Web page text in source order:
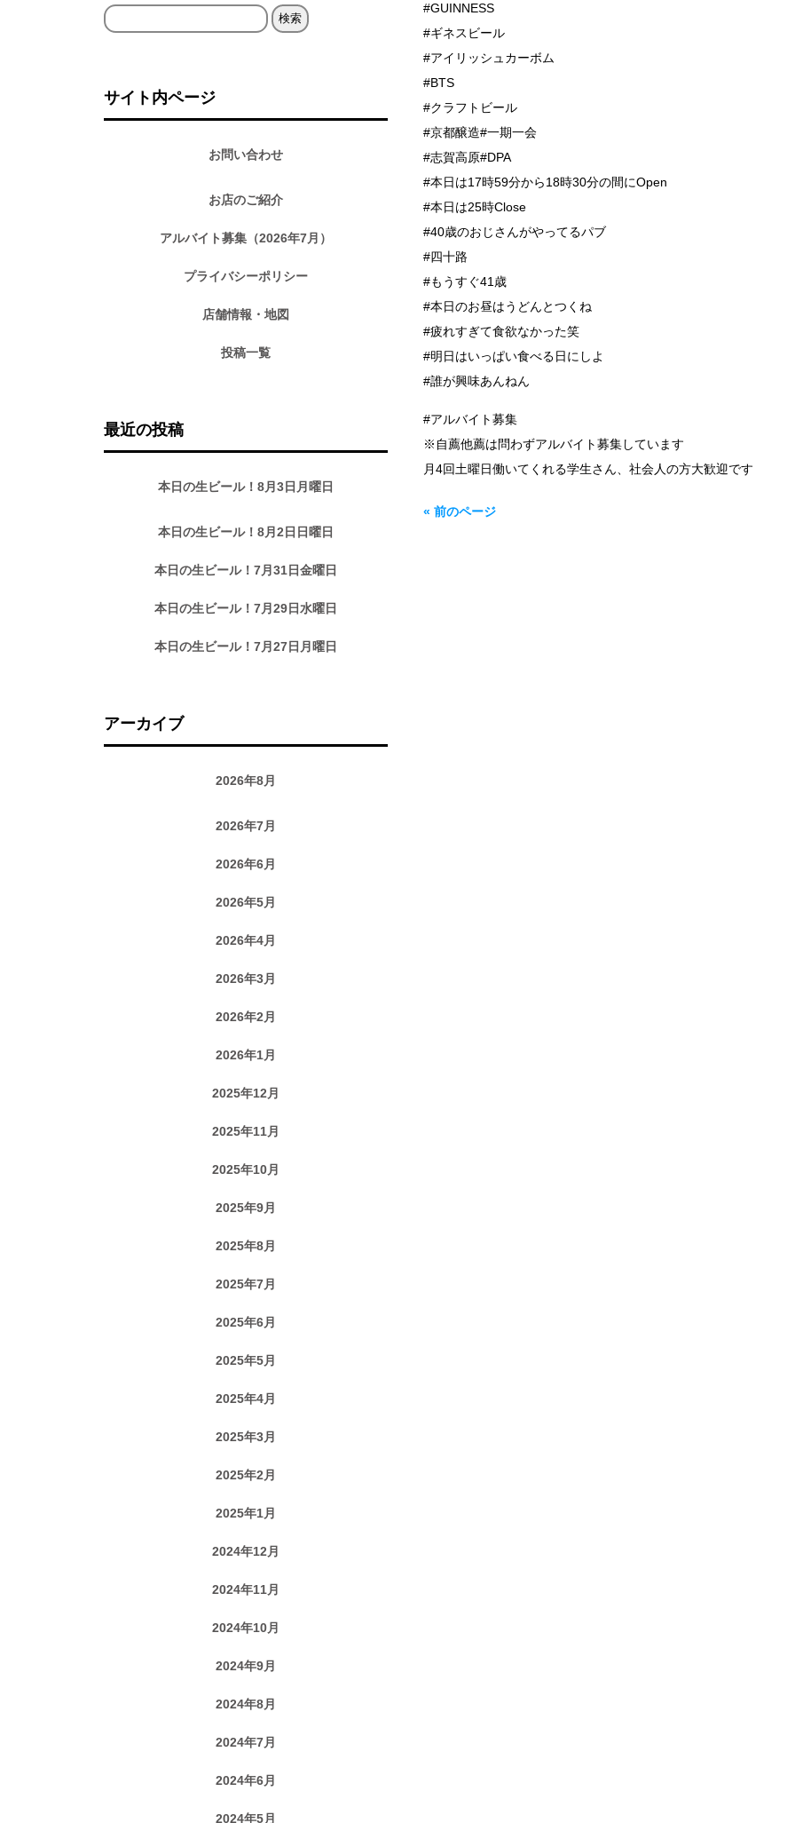
#GUINNESS
#ギネスビール
#アイリッシュカーボム
#BTS
#クラフトビール
#京都醸造#一期一会
#志賀高原#DPA
#本日は17時59分から18時30分の間にOpen
#本日は25時Close
#40歳のおじさんがやってるパブ
#四十路
#もうすぐ41歳
#本日のお昼はうどんとつくね
#疲れすぎて食欲なかった笑
#明日はいっぱい食べる日にしよ
#誰が興味あんねん
#アルバイト募集
※自薦他薦は問わずアルバイト募集しています
月4回土曜日働いてくれる学生さん、社会人の方大歓迎です
« 前のページ
検
サイト内ページ
お問い合わせ
お店のご紹介
アルバイト募集（2026年7月）
プライバシーポリシー
店舗情報・地図
投稿一覧
最近の投稿
本日の生ビール！8月3日月曜日
本日の生ビール！8月2日日曜日
本日の生ビール！7月31日金曜日
本日の生ビール！7月29日水曜日
本日の生ビール！7月27日月曜日
アーカイブ
2026年8月
2026年7月
2026年6月
2026年5月
2026年4月
2026年3月
2026年2月
2026年1月
2025年12月
2025年11月
2025年10月
2025年9月
2025年8月
2025年7月
2025年6月
2025年5月
2025年4月
2025年3月
2025年2月
2025年1月
2024年12月
2024年11月
2024年10月
2024年9月
2024年8月
2024年7月
2024年6月
2024年5月